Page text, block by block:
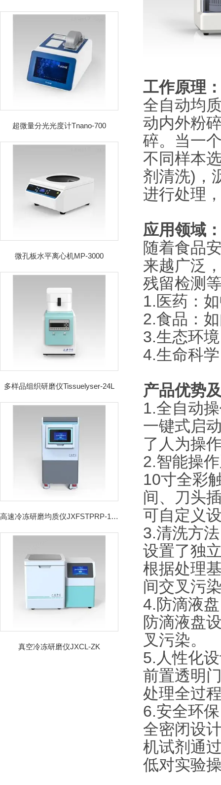
超微量分光光度计Tnano-700
微孔板水平离心机MP-3000
多样品组织研磨仪Tissuelyser-24L
高速冷冻研磨均质仪JXFSTPRP-192CL
真空冷冻研磨仪JXCL-ZK
工作原理
全自动均
动内外粉
碎。当一
不同样本
剂清洗)，
进行处理
应用领域
随着食品
来越广泛
残留检测
1.医药：
2.食品：
3.生态环
4.生命科
产品优势
1.全自动
一键式启
了人为操
2.智能操
10寸全彩
间、刀头
可自定义
3.清洗方法
设置了独
根据处理
间交叉污
4.防滴液盘
防滴液盘
叉污染。
5.人性化
前置透明
处理全过
6.安全环保
全密闭设
机试剂通
低对实验